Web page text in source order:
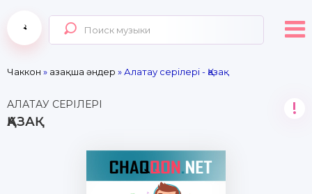
Чаккон » Қазақша әндер » Алатау серілері - Қазақ
АЛАТАУ СЕРІЛЕРІ
ҚАЗАҚ
!